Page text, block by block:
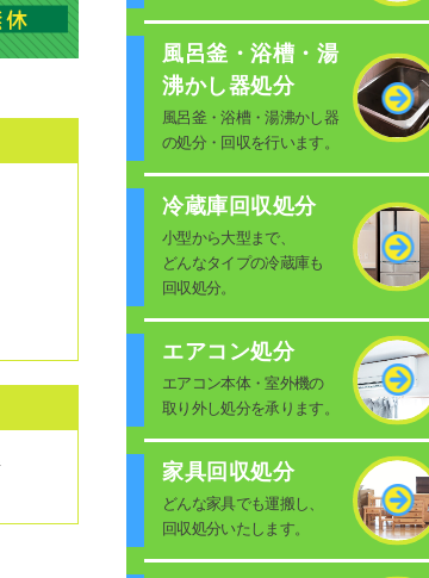
風呂釜・浴槽・湯
沸かし器処分
風呂釜・浴槽・湯沸かし器
の処分・回収を行います。
冷蔵庫回収処分
小型から大型まで、
どんなタイプの冷蔵庫も
回収処分。
エアコン処分
エアコン本体・室外機の
取り外し処分を承ります。
家具回収処分
どんな家具でも運搬し、
回収処分いたします。